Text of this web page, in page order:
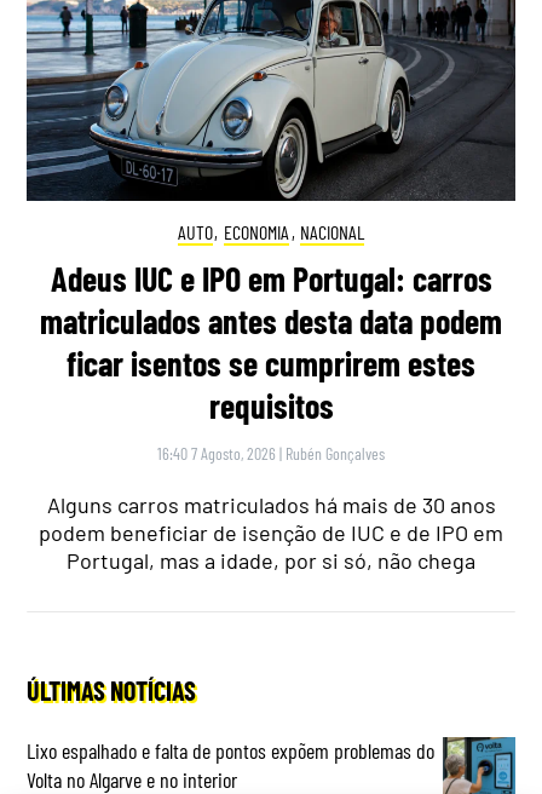
AUTO, ECONOMIA , NACIONAL
Adeus IUC e IPO em Portugal: carros
matriculados antes desta data podem
ficar isentos se cumprirem estes
requisitos
16:40 7 Agosto, 2026 | Rubén Gonçalves
Alguns carros matriculados há mais de 30 anos
podem beneficiar de isenção de IUC e de IPO em
Portugal, mas a idade, por si só, não chega
ÚLTIMAS NOTÍCIAS
Lixo espalhado e falta de pontos expõem problemas do
Volta no Algarve e no interior